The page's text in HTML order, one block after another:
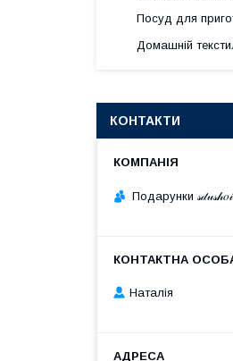
Посуд для
Домашній
КОНТАКТИ
Подарунки
Наталія